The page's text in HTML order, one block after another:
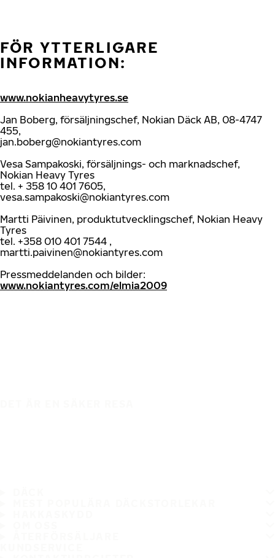
FÖR YTTERLIGARE
INFORMATION:
www.nokianheavytyres.se
Jan Boberg, försäljningschef, Nokian Däck AB, 08-4747
455,
jan.boberg@nokiantyres.com
Vesa Sampakoski, försäljnings- och marknadschef,
Nokian Heavy Tyres
tel. + 358 10 401 7605,
vesa.sampakoski@nokiantyres.com
Martti Päivinen, produktutvecklingschef, Nokian Heavy
Tyres
tel. +358 010 401 7544 ,
martti.paivinen@nokiantyres.com
Pressmeddelanden och bilder:
www.nokiantyres.com/elmia2009